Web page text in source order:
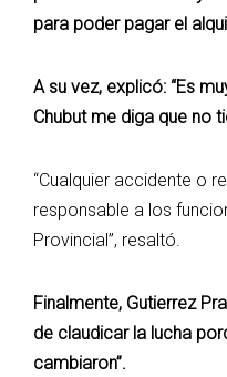
para poder pagar el
A su vez, explicó: “Es
Chubut me diga que no
“Cualquier accidente o
responsable a los
Provincial”, resaltó.
Finalmente, Gutierrez
de claudicar la lucha
cambiaron”.